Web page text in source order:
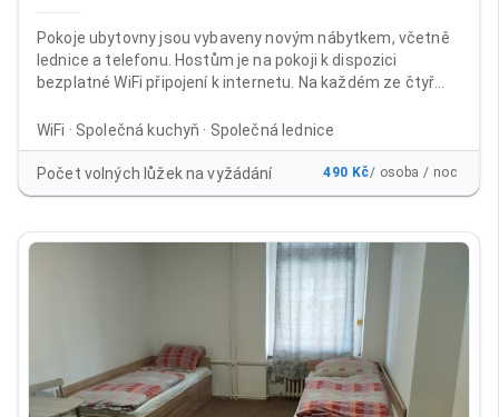
Pokoje ubytovny jsou vybaveny novým nábytkem, včetně
lednice a telefonu. Hostům je na pokoji k dispozici
bezplatné WiFi připojení k internetu. Na každém ze čtyř
suterénu ubytovny je umístěna společenská místnost s
velkoplošnou televizí, sprchy, WC a kuchyň s jídelnou, kde si
mohou ubytovaní připravit v mikrovlnných troubách nebo
na sporácích jídlo po celý den. Mimo kuřárny na balkonech
pondělí až pátek od 12:00 do 17:00, v sobotu a neděli od
14:00 do 18:00. Ubytováváme od 14:00, jinak předchozí
WiFi · Společná kuchyň · Společná lednice
Počet volných lůžek na vyžádání 490 Kč/ osoba / noc